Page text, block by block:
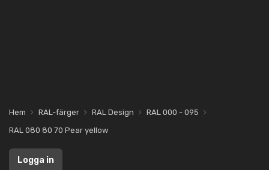
Hem RAL-färger RAL Design
RAL 000 - 095
RAL 080 80 70 Pear yellow
Logga in